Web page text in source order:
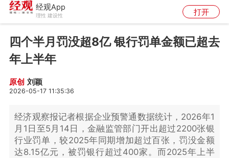
经观App
理性 建设性 打开
四个半月罚没超8亿 银行罚单金额已超去
年上半年
原创 刘颖
2026-05-17 11:35:36
经济观察报记者根据企业预警通数据统计，2026年1
月1日至5月14日，金融监管部门开出超过2200张银
行业罚单，较2025年同期增加超过百张，罚没金额
达8.15亿元，被罚银行超过400家。而2025年上半